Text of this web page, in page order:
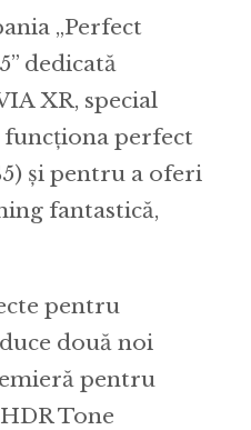
„Perfect
dedicată
XR, special
funcționa perfect
și pentru a oferi
fantastică,
pentru
două noi
pentru
Tone